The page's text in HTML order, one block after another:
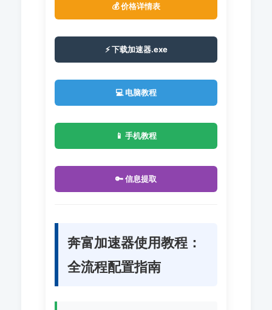
💰 价格详情表
⚡ 下载加速器.exe
💻 电脑教程
📱 手机教程
🔑 信息提取
奔富加速器使用教程：
全流程配置指南